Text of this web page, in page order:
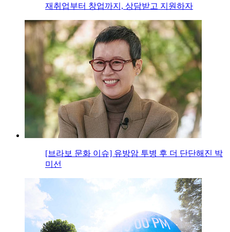
재취업부터 창업까지, 상담받고 지원하자
[브라보 문화 이슈] 유방암 투병 후 더 단단해진 박
미선